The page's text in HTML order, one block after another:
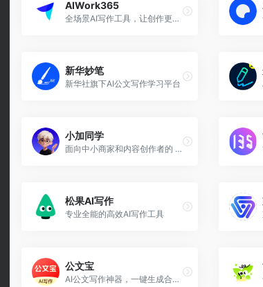
AIWork365
全场景AI写作工具，让创作更简单，办公更轻松！
新华妙笔
新华社旗下AI公文写作学习平台
小加同学
面向中小商家和内容创作者的 AI 内容营销智能体，一句话生成图文、方案、PPT 和封面配图。
松果AI写作
专业全能的高效AI写作工具
公文宝
AI公文写作神器，一键生成合规材料